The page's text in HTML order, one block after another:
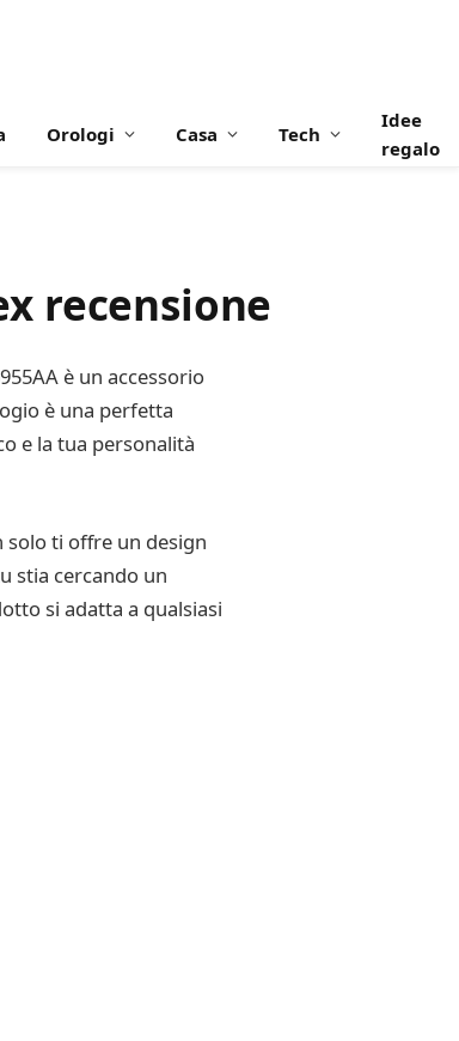
Orologi Casa Tech
Idee
regalo
recensione
è un accessorio
è una perfetta
e la tua personalità
solo ti offre un design
stia cercando un
si adatta a qualsiasi